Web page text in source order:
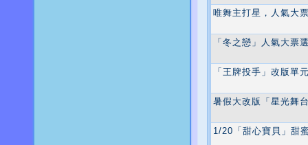
唯舞主打星，人氣大
「冬之戀」人氣大票
「王牌投手」改版單
暑假大改版「星光舞
1/20「甜心寶貝」甜